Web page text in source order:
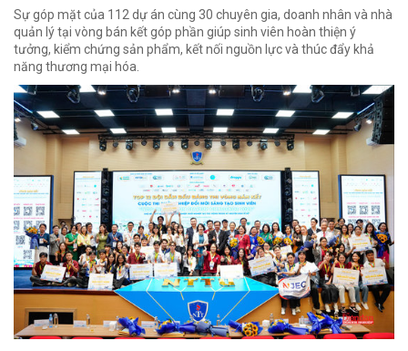
Sự góp mặt của 112 dự án cùng 30 chuyên gia, doanh nhân và nhà
quản lý tại vòng bán kết góp phần giúp sinh viên hoàn thiện ý
tưởng, kiểm chứng sản phẩm, kết nối nguồn lực và thúc đẩy khả
năng thương mại hóa.